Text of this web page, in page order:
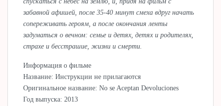
забавной афишей, после 35-40 минут смеха вдруг начать
сопереживать героям, а после окончания ленты
задуматься о вечном: семье и детях, детях и родителях,
страхе и бесстрашие, жизни и смерти.
Информация о фильме
Название: Инструкции не прилагаются
Оригинальное название: No se Aceptan Devoluciones
Год выпуска: 2013